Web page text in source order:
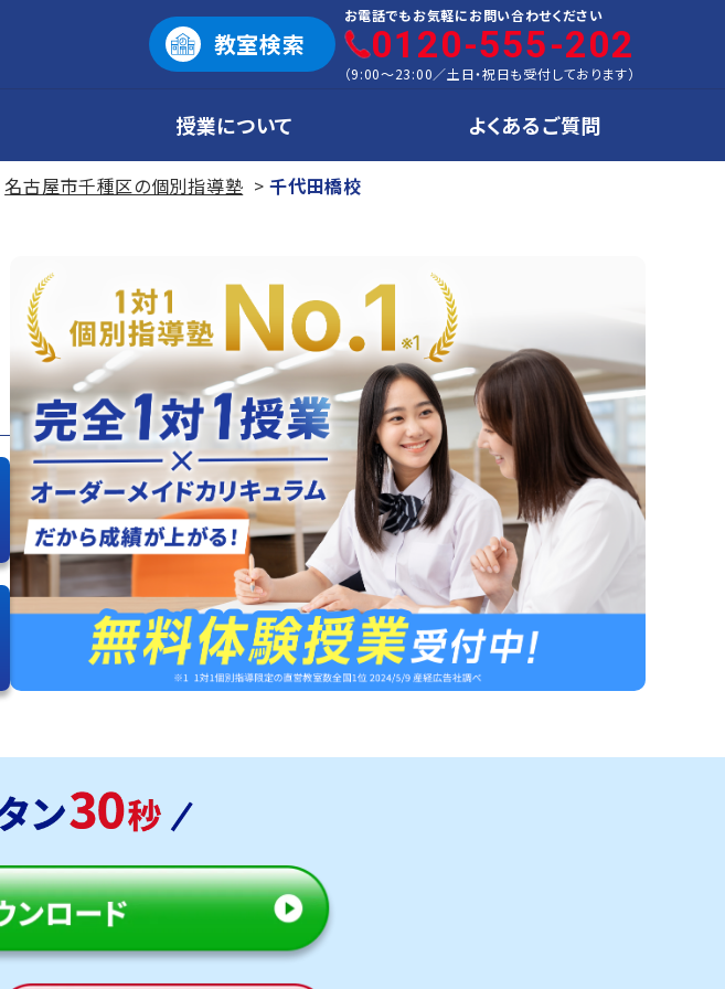
教室検索
お電話でもお気軽にお問い合わせください
0120-555-202
（9:00～23:00／土日・祝日も受付しております）
授業について よくあるご質問
名古屋市千種区の個別指導塾 千代田橋校